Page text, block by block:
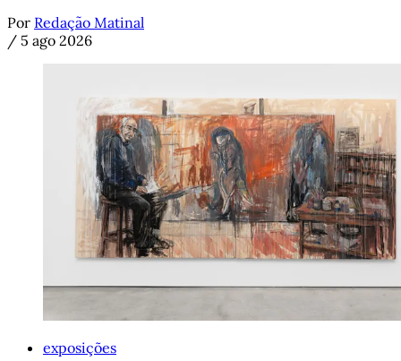
Por Redação Matinal
/ 5 ago 2026
exposições